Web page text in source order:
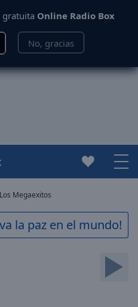
gratuita Online Radio Box
No, gracias
Los Megaexitos
la paz en el mundo!